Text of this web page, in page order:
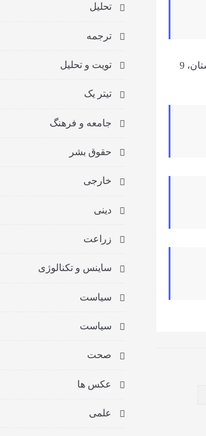
این در حالی مطرح می‌شود که پیش تر برنامه جهانی غذا گفته بود که از میان هر 10 تن در افغانستان، 9
تحلیل
ترجمه
تویت و تحلیل
تیتر یک
جامعه و فرهنگ
حقوق بشر
خارجی
دینی
زراعت
ساینس و تکنالوژی
سیاست
سیاست
صحت
عکس ها
علمی